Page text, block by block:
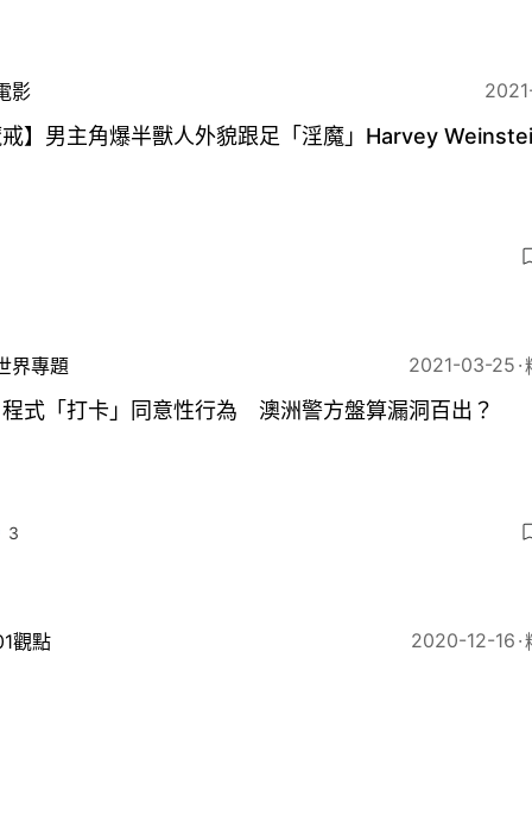
影
】男主角爆半獸人外貌跟足「淫魔」Harvey
界專題 2021-03-25
式「打卡」同意性行為 澳洲警方盤算漏洞百出？
3
觀點 2020-12-16